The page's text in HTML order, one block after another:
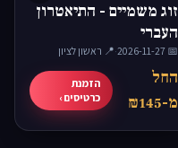
זוג משמיים - התיאטרון
העברי
📅 2026-11-27
·📍 ראשון לציון
החל
מ-₪145
הזמנת
כרטיסים ›